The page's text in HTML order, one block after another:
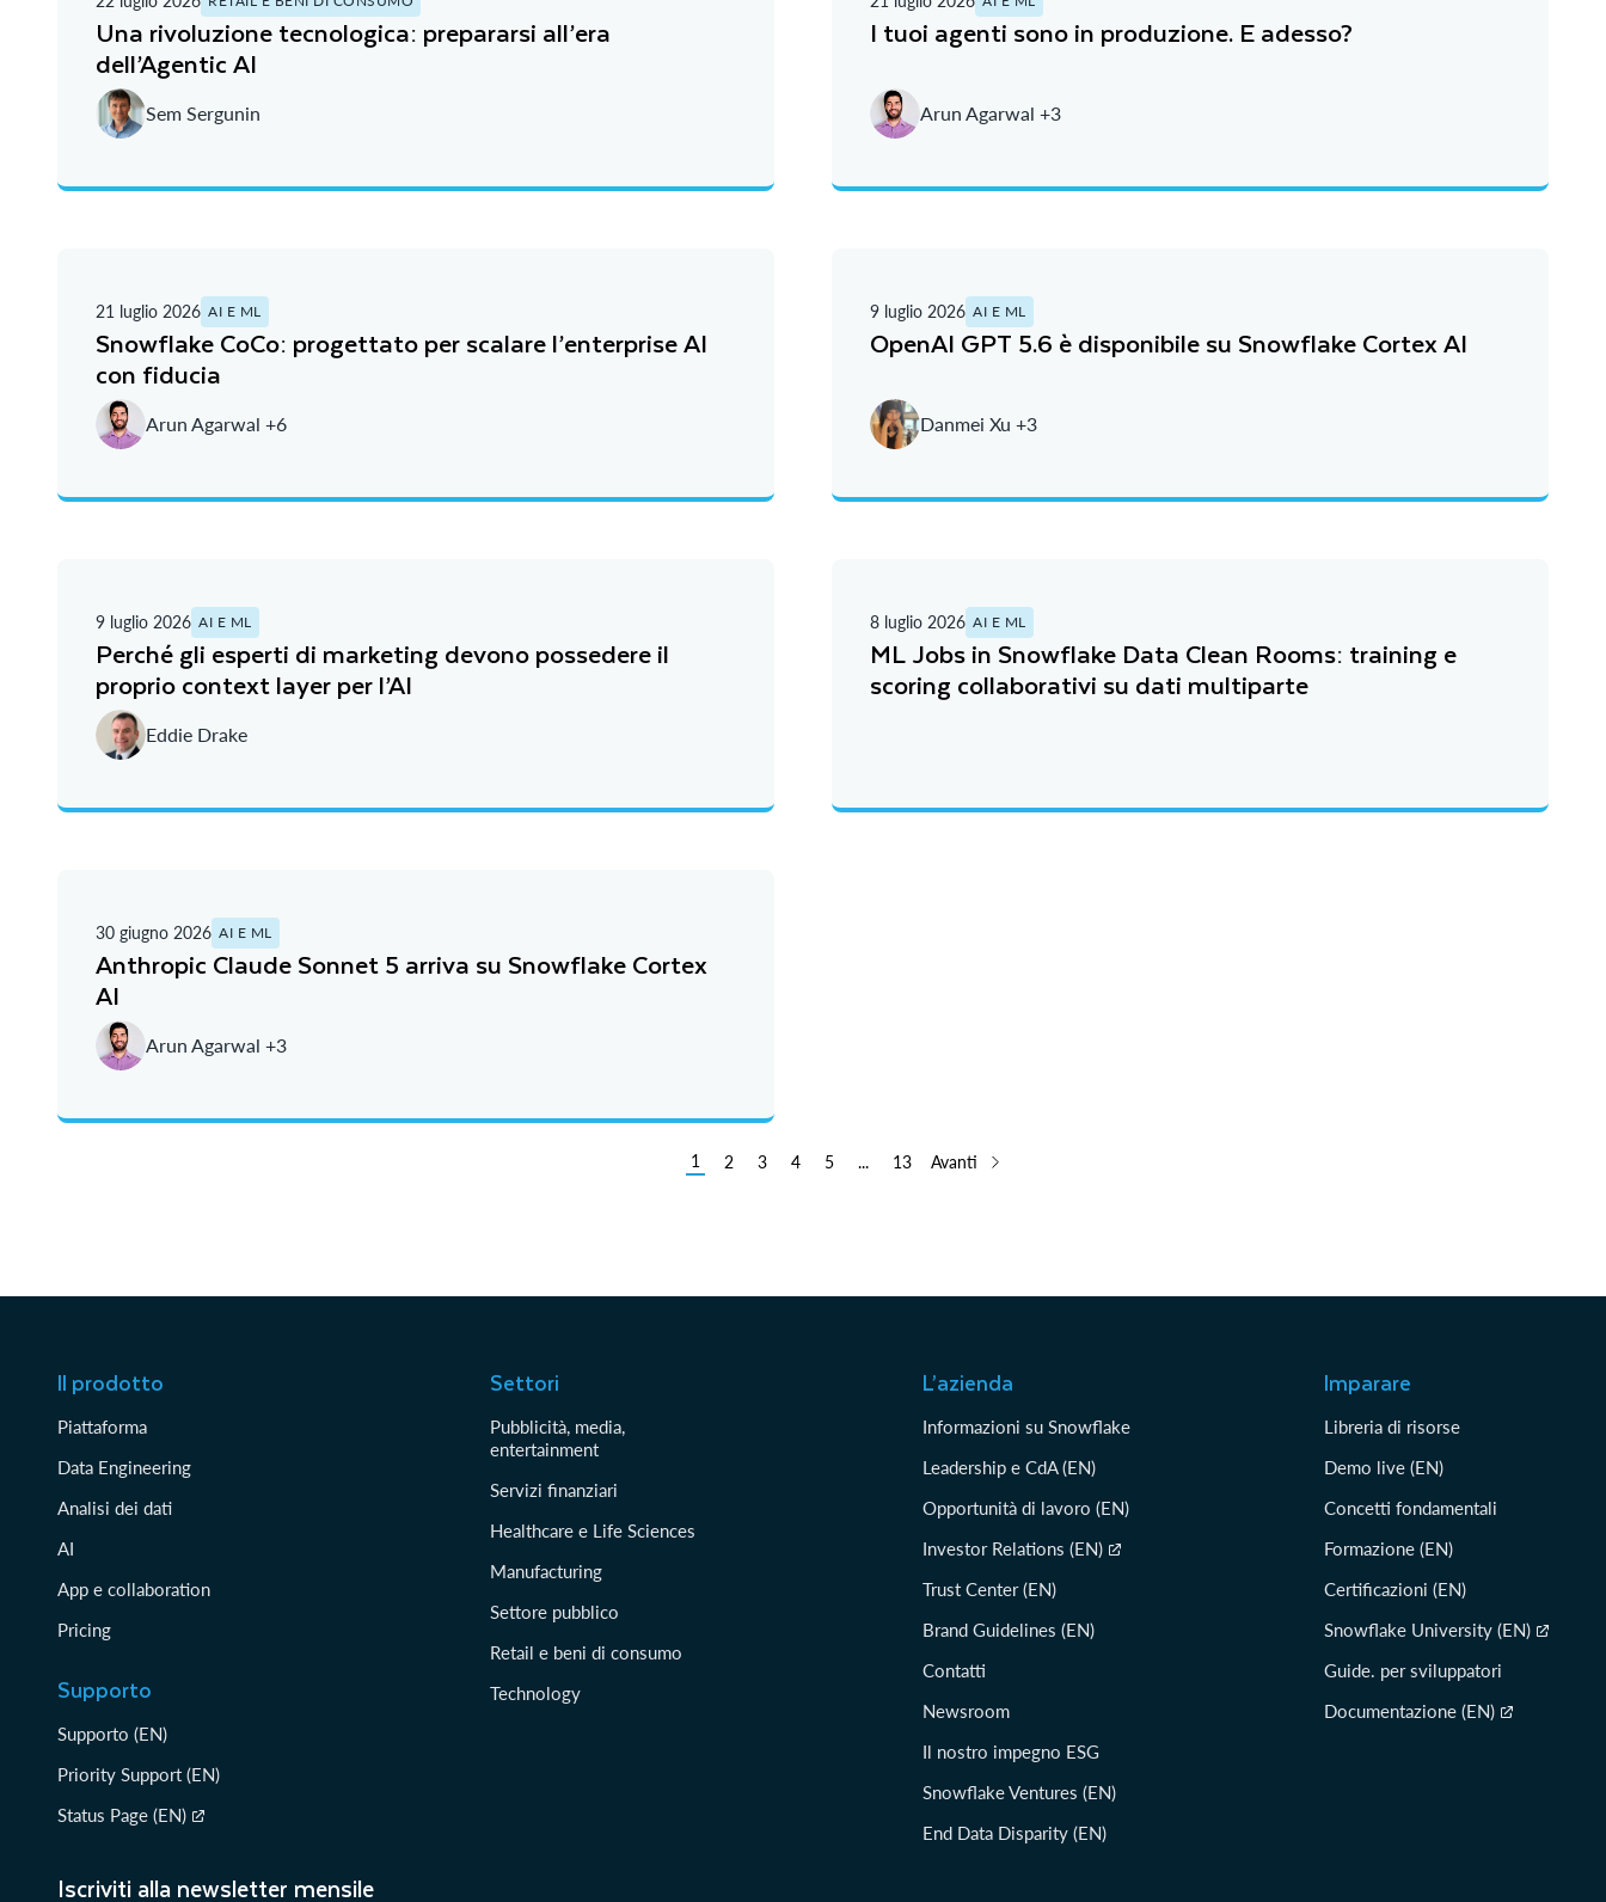
Una rivoluzione tecnologica: prepararsi all’era
dell’Agentic AI
Sem Sergunin
I tuoi agenti sono in produzione. E adesso?
Arun Agarwal +3
21 luglio 2026 AI E ML
Snowflake CoCo: progettato per scalare l’enterprise AI
con fiducia
Arun Agarwal +6
9 luglio 2026 AI E ML
OpenAI GPT 5.6 è disponibile su Snowflake Cortex AI
Danmei Xu +3
9 luglio 2026 AI E ML
Perché gli esperti di marketing devono possedere il
proprio context layer per l’AI
Eddie Drake
8 luglio 2026 AI E ML
ML Jobs in Snowflake Data Clean Rooms: training e
scoring collaborativi su dati multiparte
30 giugno 2026 AI E ML
Anthropic Claude Sonnet 5 arriva su Snowflake Cortex
AI
Arun Agarwal +3
1 2 3 4 5 ... 13 Avanti
Iscriviti alla newsletter mensile
Il prodotto
Piattaforma
Data Engineering
Analisi dei dati
AI
App e collaboration
Pricing
Supporto
Supporto (EN)
Priority Support (EN)
Status Page (EN)
Settori
Pubblicità, media,
entertainment
Servizi finanziari
Healthcare e Life Sciences
Manufacturing
Settore pubblico
Retail e beni di consumo
Technology
L’azienda
Informazioni su Snowflake
Leadership e CdA (EN)
Opportunità di lavoro (EN)
Investor Relations (EN)
Trust Center (EN)
Brand Guidelines (EN)
Contatti
Newsroom
Il nostro impegno ESG
Snowflake Ventures (EN)
End Data Disparity (EN)
Imparare
Libreria di risorse
Demo live (EN)
Concetti fondamentali
Formazione (EN)
Certificazioni (EN)
Snowflake University (EN)
Guide. per sviluppatori
Documentazione (EN)